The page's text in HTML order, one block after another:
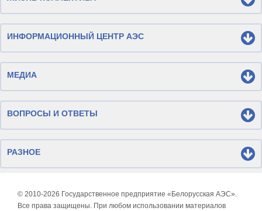
ИНФОРМАЦИОННЫЙ ЦЕНТР АЭС
МЕДИА
ВОПРОСЫ И ОТВЕТЫ
РАЗНОЕ
© 2010-2026 Государственное предприятие «Белорусская АЭС».
Все права защищены. При любом использовании материалов